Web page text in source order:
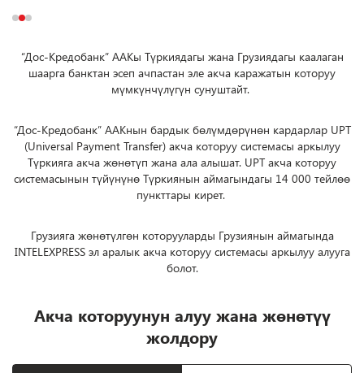
“Дос-Кредобанк” ААКы Түркиядагы жана Грузиядагы каалаган
шаарга банктан эсеп ачпастан эле акча каражатын которуу
мүмкүнчүлүгүн сунуштайт.
“Дос-Кредобанк” ААКнын бардык бөлүмдөрүнөн кардарлар UPT
(Universal Payment Transfer) акча которуу системасы аркылуу
Түркияга акча жөнөтүп жана ала алышат. UPT акча которуу
системасынын түйүнүнө Түркиянын аймагындагы 14 000 тейлөө
пункттары кирет.
Грузияга жөнөтүлгөн которууларды Грузиянын аймагында
INTELEXPRESS эл аралык акча которуу системасы аркылуу алууга
болот.
Акча которуунун алуу жана жөнөтүү
жолдору